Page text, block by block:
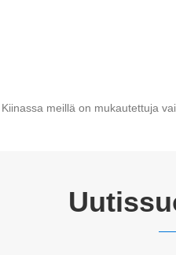
meillä on mukautettuja